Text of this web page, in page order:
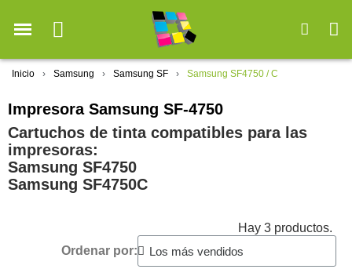
Inicio Samsung Samsung SF Samsung SF4750 / C
Impresora Samsung SF-4750
Cartuchos de tinta compatibles para las
impresoras:
Samsung SF4750
Samsung SF4750C
Hay 3 productos.
Ordenar por: